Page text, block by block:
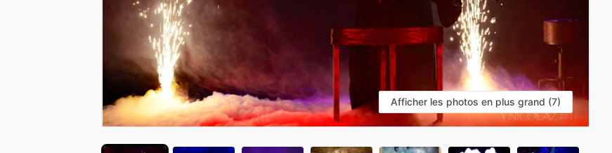
Afficher les photos en plus grand (7)